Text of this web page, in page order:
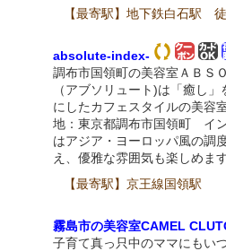
【最寄駅】地下鉄白石駅
absolute-index-
調布市国領町の美容室ＡＢＳ
（アブソリュート)は「癒し」
にしたカフェスタイルの美容
地：東京都調布市国領町 イ
はアジア・ヨーロッパ風の調
え、優雅な雰囲気も楽しめま
【最寄駅】京王線国領駅
霧島市の美容室CAMEL
子育て真っ只中のママにもい